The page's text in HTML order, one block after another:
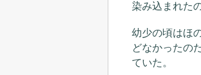
染み込まれた
幼少の頃はほ
どなかったの
ていた。